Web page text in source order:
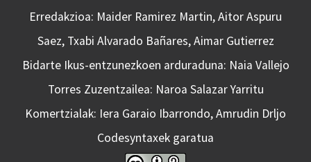
Erredakzioa: Maider Ramirez Martin, Aitor Aspuru
Saez, Txabi Alvarado Bañares, Aimar Gutierrez
Bidarte Ikus-entzunezkoen arduraduna: Naia Vallejo
Torres Zuzentzailea: Naroa Salazar Yarritu
Komertzialak: Iera Garaio Ibarrondo, Amrudin Drljo
Codesyntaxek garatua